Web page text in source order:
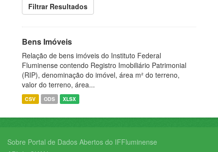
Filtrar Resultados
Bens Imóveis
Relação de bens imóveis do Instituto Federal
Fluminense contendo Registro Imobiliário Patrimonial
(RIP), denominação do imóvel, área m² do terreno,
valor do terreno, área...
CSV ODS XLSX
Sobre Portal de Dados Abertos do IFFluminense